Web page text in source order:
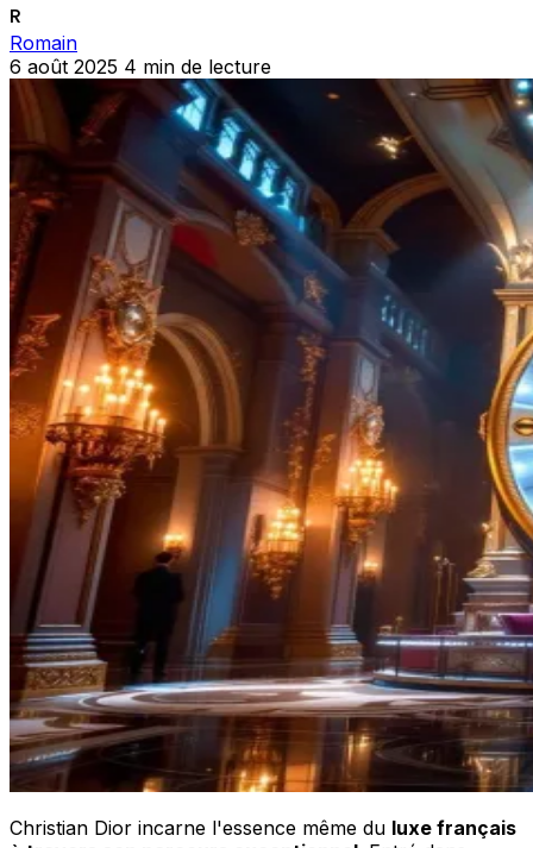
R
Romain
6 août 2025 4 min de lecture
Christian Dior incarne l'essence même du luxe français